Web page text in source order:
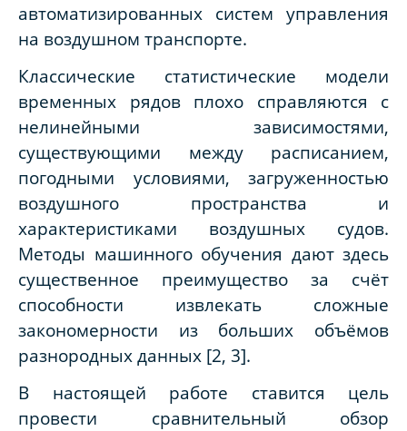
автоматизированных систем управления
на воздушном транспорте.
Классические статистические модели
временных рядов плохо справляются с
нелинейными зависимостями,
существующими между расписанием,
погодными условиями, загруженностью
воздушного пространства и
характеристиками воздушных судов.
Методы машинного обучения дают здесь
существенное преимущество за счёт
способности извлекать сложные
закономерности из больших объёмов
разнородных данных [2, 3].
В настоящей работе ставится цель
провести сравнительный обзор